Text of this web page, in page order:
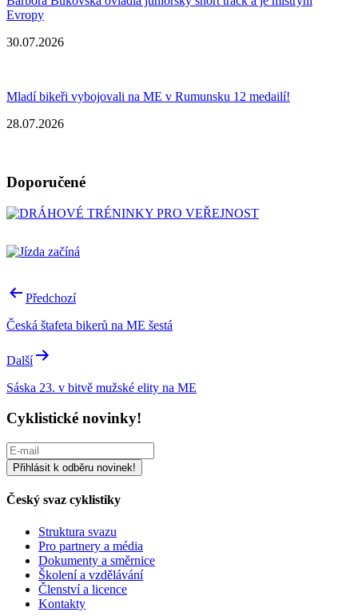
Evropy
30.07.2026
Mladí bikeři vybojovali na ME v Rumunsku 12 medailí!
28.07.2026
Doporučené
Navigace
pro
příspěvek
Předchozí
Česká štafeta bikerů na ME šestá
Další
Sáska 23. v bitvě mužské elity na ME
Cyklistické novinky!
Český svaz cyklistiky
Struktura svazu
Pro partnery a média
Dokumenty a směrnice
Školení a vzdělávání
Členství a licence
Kontakty